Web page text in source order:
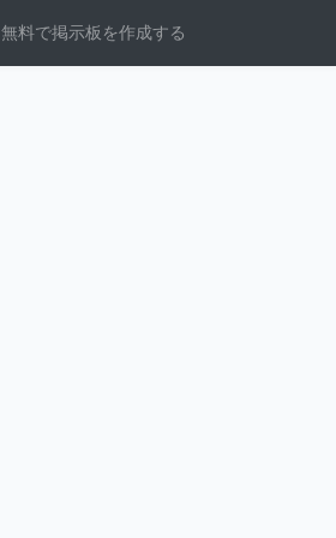
無料で掲示板を作成する